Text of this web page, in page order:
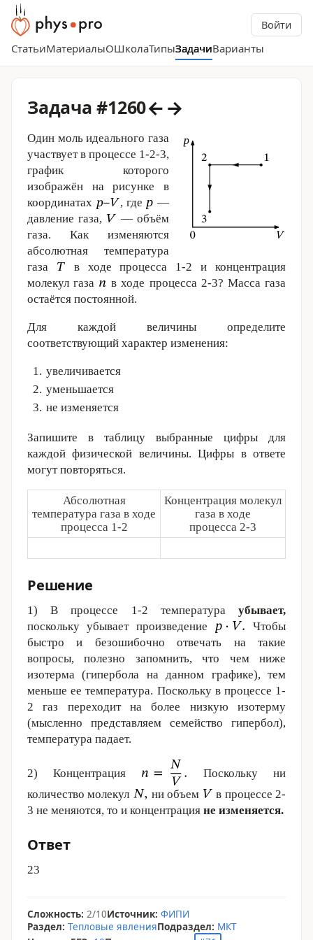
Войти
СтатьиМатериалыОШколаТипыЗадачиВарианты
Задача #1260←→
Один моль идеального газа
участвует в процессе 1-2-3,
график которого
изображён на рисунке в
координатах
, где
—
давление газа,
— объём
газа. Как изменяются
абсолютная температура
газа
в ходе процесса 1-2 и концентрация
молекул газа
в ходе процесса 2-3? Масса газа
остаётся постоянной.
Для каждой величины определите
соответствующий характер изменения:
увеличивается
уменьшается
не изменяется
Запишите в таблицу выбранные цифры для
каждой физической величины. Цифры в ответе
могут повторяться.
Абсолютная
температура газа в ходе
процесса 1-2
Концентрация молекул
газа в ходе
процесса 2-3
Решение
1) В процессе 1-2 температура убывает,
поскольку убывает произведение
Чтобы
быстро и безошибочно отвечать на такие
вопросы, полезно запомнить, что чем ниже
изотерма (гипербола на данном графике), тем
меньше ее температура. Поскольку в процессе 1-
2 газ переходит на более низкую изотерму
(мысленно представляем семейство гипербол),
температура падает.
2) Концентрация
Поскольку ни
количество молекул
ни объем
в процессе 2-
3 не меняются, то и концентрация не изменяется.
Ответ
23
Сложность: 2/10Источник: ФИПИ
Раздел: Тепловые явленияПодраздел: МКТ